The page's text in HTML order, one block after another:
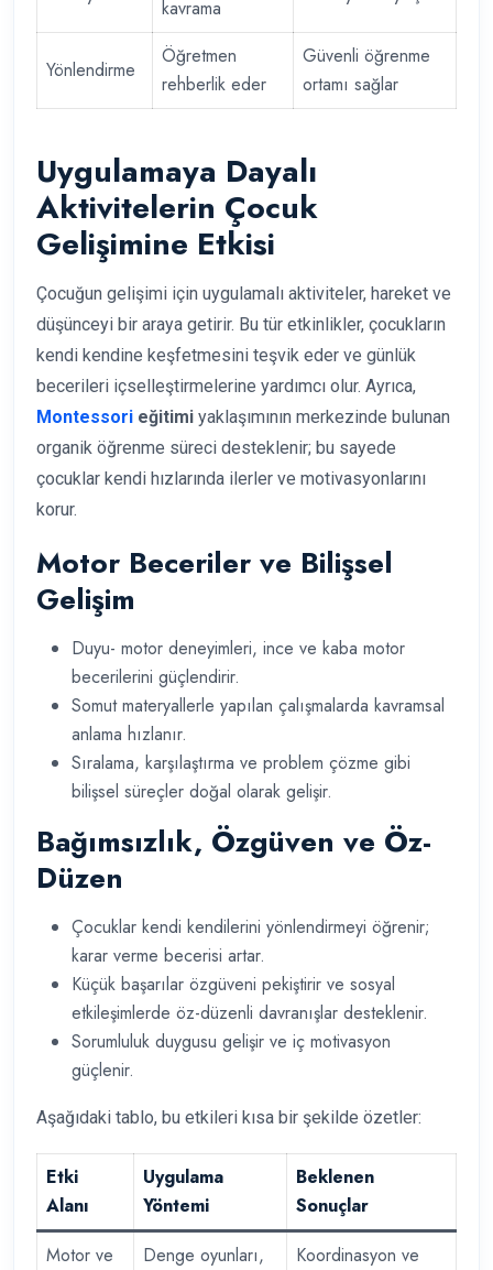
kavrama
Yönlendirme
Öğretmen
rehberlik eder
Güvenli öğrenme
ortamı sağlar
Uygulamaya Dayalı
Aktivitelerin Çocuk
Gelişimine Etkisi
Çocuğun gelişimi için uygulamalı aktiviteler, hareket ve
düşünceyi bir araya getirir. Bu tür etkinlikler, çocukların
kendi kendine keşfetmesini teşvik eder ve günlük
becerileri içselleştirmelerine yardımcı olur. Ayrıca,
Montessori eğitimi yaklaşımının merkezinde bulunan
organik öğrenme süreci desteklenir; bu sayede
çocuklar kendi hızlarında ilerler ve motivasyonlarını
korur.
Motor Beceriler ve Bilişsel
Gelişim
Duyu- motor deneyimleri, ince ve kaba motor
becerilerini güçlendirir.
Somut materyallerle yapılan çalışmalarda kavramsal
anlama hızlanır.
Sıralama, karşılaştırma ve problem çözme gibi
bilişsel süreçler doğal olarak gelişir.
Bağımsızlık, Özgüven ve Öz-
Düzen
Çocuklar kendi kendilerini yönlendirmeyi öğrenir;
karar verme becerisi artar.
Küçük başarılar özgüveni pekiştirir ve sosyal
etkileşimlerde öz-düzenli davranışlar desteklenir.
Sorumluluk duygusu gelişir ve iç motivasyon
güçlenir.
Aşağıdaki tablo, bu etkileri kısa bir şekilde özetler:
Etki
Alanı
Uygulama
Yöntemi
Beklenen
Sonuçlar
Motor ve
Denge oyunları,
Koordinasyon ve